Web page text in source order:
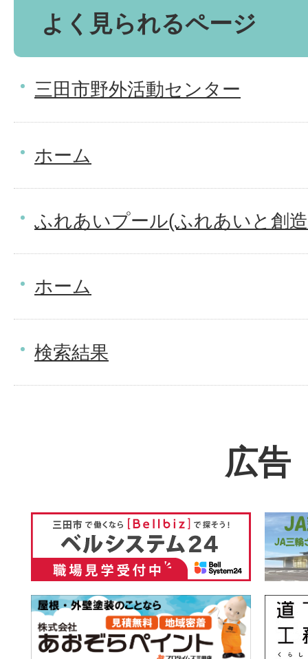
よく見られるページ
三田市野外活動センター
ホーム
ふれあいプール(ふれあいと創
ホーム
検索結果
広告